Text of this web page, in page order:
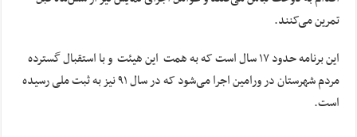
تمرین می‌کنند.
این برنامه حدود ۱۷ سال است که به همت این هیئت و با استقبال گسترده
مردم شهرستان در ورامین اجرا می‌شود که در سال ۹۱ نیز به ثبت ملی رسیده
است.